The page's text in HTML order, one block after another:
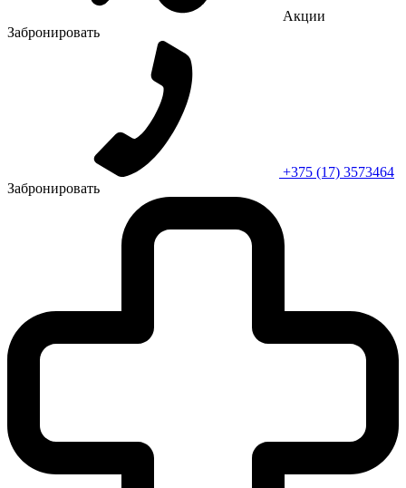
Акции
Забронировать
+375 (17) 3573464
Забронировать